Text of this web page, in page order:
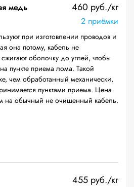
медь 460 руб./кг
2 приёмки
при изготовлении проводов и
она потому, кабель не
оболочку до углей, чтобы
пункте приема лома. Такой
чем обработанный механически,
пунктами приема. Цена
на обычный не очищенный кабель.
455 руб./кг